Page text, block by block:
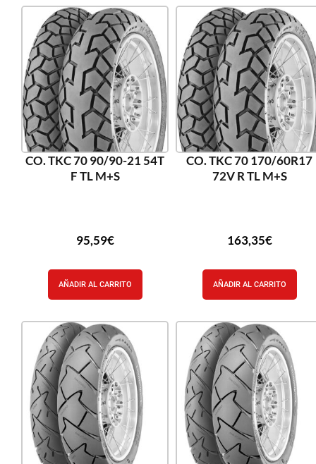
CO. TKC 70 90/90-21 54T
F TL M+S
95,59€
AÑADIR AL CARRITO
CO. TKC 70 170/60R17
72V R TL M+S
163,35€
AÑADIR AL CARRITO